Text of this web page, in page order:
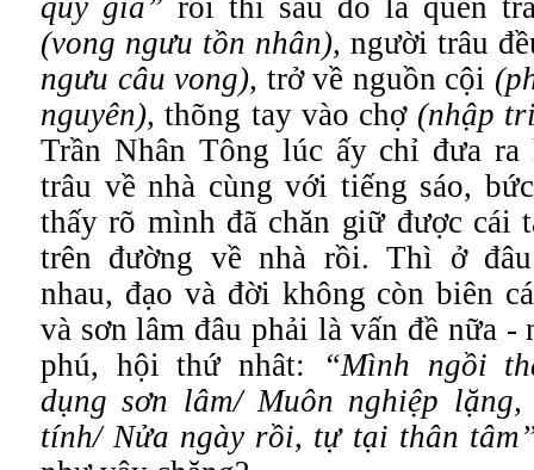
quy gia” rồi thì sau đó là quên
(vong ngưu tồn nhân), người trâu
ngưu câu vong), trở về nguồn cội
nguyên), thõng tay vào chợ (nhập
Trần Nhân Tông lúc ấy chỉ đưa ra
trâu về nhà cùng với tiếng sáo,
thấy rõ mình đã chăn giữ được cái
trên đường về nhà rồi. Thì ở
nhau, đạo và đời không còn biên
và sơn lâm đâu phải là vấn đề nữa -
phú, hội thứ nhât:
“Mình ngồi
dụng sơn lâm/Muôn nghiệp
tính/Nửa ngày rồi, tự tại thân